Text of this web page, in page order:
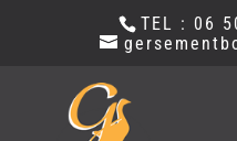
TEL : 06